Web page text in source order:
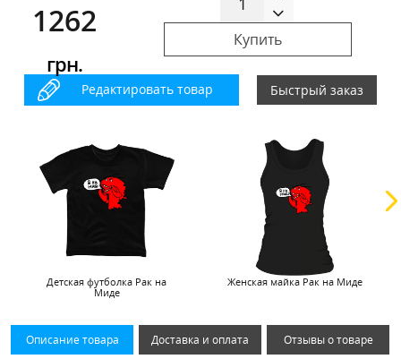
1262
грн.
Купить
Редактировать товар Быстрый заказ
Детская футболка Рак на
Миде
Женская майка Рак на Миде
Описание товара Доставка и оплата Отзывы о товаре